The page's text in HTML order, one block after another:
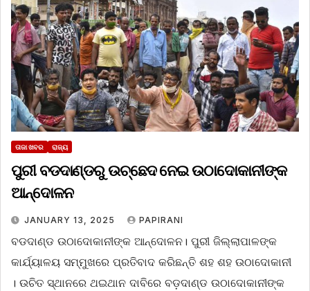
ତାଜା ଖବର ରାଜ୍ୟ
ପୁରୀ ବଡଦାଣ୍ଡରୁ ଉଚ୍ଛେଦ ନେଇ ଉଠାଦୋକାନୀଙ୍କ
ଆନ୍ଦୋଳନ
JANUARY 13, 2025 PAPIRANI
ବଡଦାଣ୍ଡ ଉଠାଦୋକାନୀଙ୍କ ଆନ୍ଦୋଳନ। ପୁରୀ ଜିଲ୍ଲାପାଳଙ୍କ
କାର୍ଯ୍ୟାଳୟ ସମ୍ମୁଖରେ ପ୍ରତିବାଦ କରିଛନ୍ତି ଶହ ଶହ ଉଠାଦୋକାନୀ
। ଉଚିତ ସ୍ଥାନରେ ଥଇଥାନ ଦାବିରେ ବଡ଼ଦାଣ୍ଡ ଉଠାଦୋକାନୀଙ୍କ